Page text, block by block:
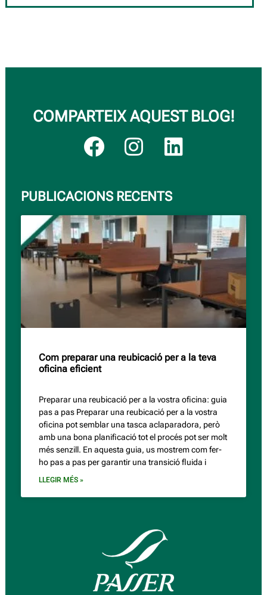
COMPARTEIX AQUEST BLOG!
PUBLICACIONS RECENTS
Com preparar una reubicació per a la teva
oficina eficient
Preparar una reubicació per a la vostra oficina: guia
pas a pas Preparar una reubicació per a la vostra
oficina pot semblar una tasca aclaparadora, però
amb una bona planificació tot el procés pot ser molt
més senzill. En aquesta guia, us mostrem com fer-
ho pas a pas per garantir una transició fluida i
LLEGIR MÉS »